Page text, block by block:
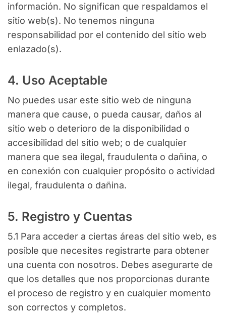
información. No significan que respaldamos el
sitio web(s). No tenemos ninguna
responsabilidad por el contenido del sitio web
enlazado(s).
4. Uso Aceptable
No puedes usar este sitio web de ninguna
manera que cause, o pueda causar, daños al
sitio web o deterioro de la disponibilidad o
accesibilidad del sitio web; o de cualquier
manera que sea ilegal, fraudulenta o dañina, o
en conexión con cualquier propósito o actividad
ilegal, fraudulenta o dañina.
5. Registro y Cuentas
5.1 Para acceder a ciertas áreas del sitio web, es
posible que necesites registrarte para obtener
una cuenta con nosotros. Debes asegurarte de
que los detalles que nos proporcionas durante
el proceso de registro y en cualquier momento
son correctos y completos.